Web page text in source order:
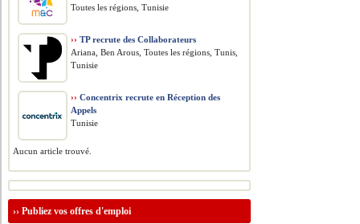
Toutes les régions, Tunisie
›› TP recrute des Collaborateurs
Ariana, Ben Arous, Toutes les régions, Tunis,
Tunisie
›› Concentrix recrute en Réception des
Appels
Tunisie
Aucun article trouvé.
››Publiez vos offres d'emploi